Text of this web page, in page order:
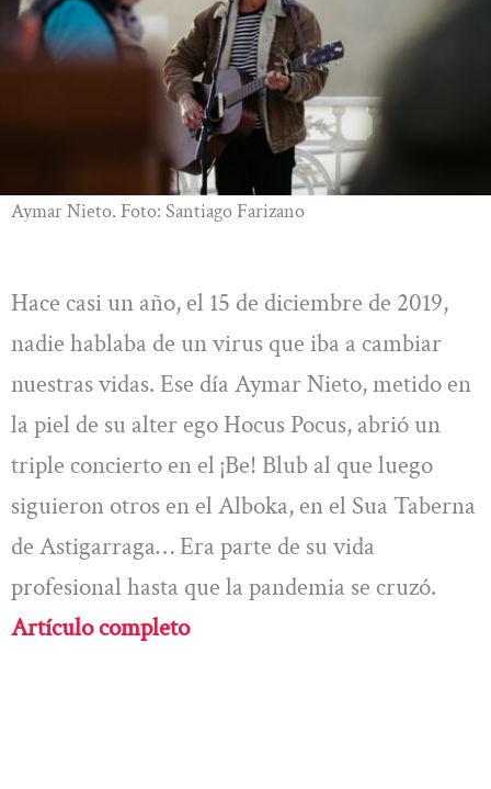
Aymar Nieto. Foto: Santiago Farizano
Hace casi un año, el 15 de diciembre de 2019,
nadie hablaba de un virus que iba a cambiar
nuestras vidas. Ese día Aymar Nieto, metido en
la piel de su alter ego Hocus Pocus, abrió un
triple concierto en el ¡Be! Blub al que luego
siguieron otros en el Alboka, en el Sua Taberna
de Astigarraga… Era parte de su vida
profesional hasta que la pandemia se cruzó.
Artículo completo